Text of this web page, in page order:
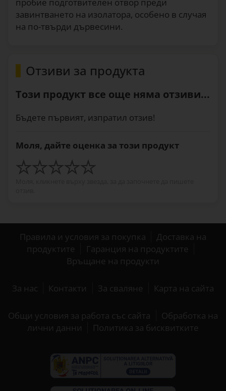
завинтването на изолатора, особено в случая
на по-твърди дървесини.
Отзиви за продукта
Този продукт все още няма отзиви...
Бъдете първият, изпратил отзив!
Моля, дайте оценка за този продукт
Правила и условия за покупка
Доставка на
продуктите
Гаранция на продуктите
Връщане на продукти
За нас Контакти За сваляне Карта на сайта
Общи условия за работа със сайта
Обработка на
лични данни
Политика за бисквитките